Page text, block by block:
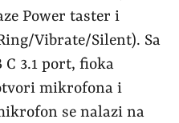
Power taster i
Vibrate/Silent). Sa
C 3.1 port, fioka
mikrofona i
se nalazi na